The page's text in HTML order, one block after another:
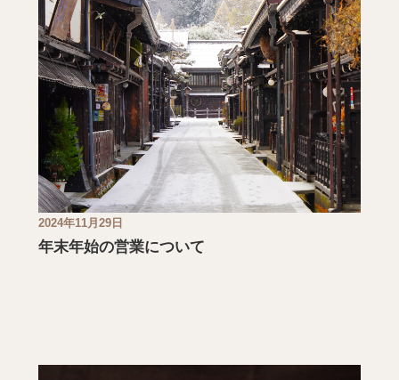
2024年11月29日
年末年始の営業について